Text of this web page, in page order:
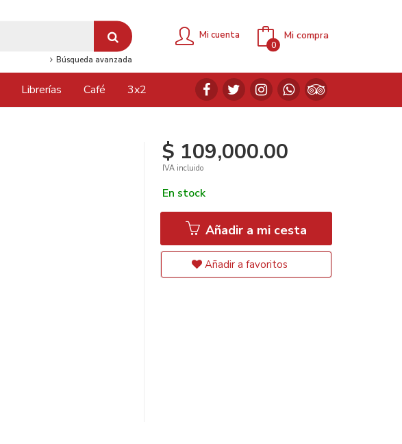
Búsqueda avanzada
Mi cuenta Mi compra
0
Librerías Café 3x2
$ 109,000.00
IVA incluido
En stock
Añadir a mi cesta
Añadir a favoritos